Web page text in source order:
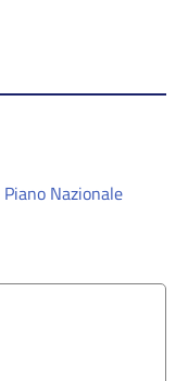
Piano Nazionale